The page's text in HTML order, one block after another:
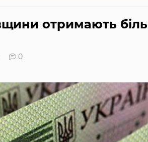
отримають
0